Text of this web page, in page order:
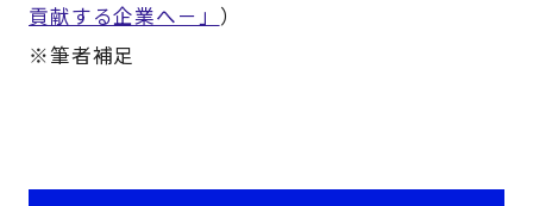
貢献する企業へ－」 ）
※筆者補足